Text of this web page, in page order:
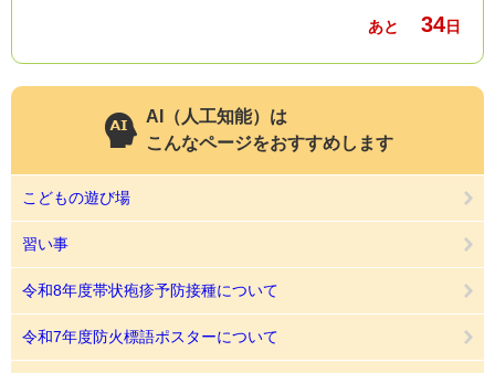
あと 34日
AI（人工知能）は
こんなページをおすすめします
こどもの遊び場
習い事
令和8年度帯状疱疹予防接種について
令和7年度防火標語ポスターについて